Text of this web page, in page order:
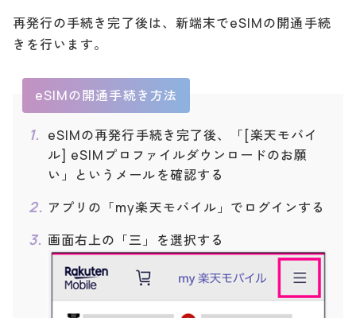
再発行の手続き完了後は、新端末でeSIMの開通手続
きを行います。
eSIMの開通手続き方法
eSIMの再発行手続き完了後、「[楽天モバイ
ル] eSIMプロファイルダウンロードのお願
い」というメールを確認する
アプリの「my楽天モバイル」でログインする
画面右上の「三」を選択する